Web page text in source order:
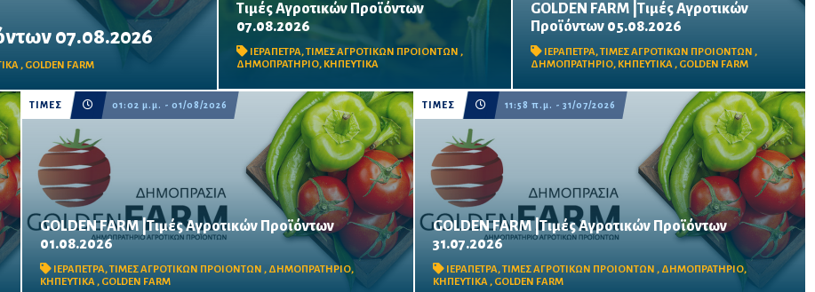
07.08.2026
, GOLDEN FARM
Τιμές Αγροτικών Προϊόντων
07.08.2026
ΙΕΡΑΠΕΤΡΑ,ΤΙΜΕΣ ΑΓΡΟΤΙΚΩΝ ΠΡΟΙΟΝΤΩΝ ,
ΔΗΜΟΠΡΑΤΗΡΙΟ, ΚΗΠΕΥΤΙΚΑ
Δείτε τις σημερινές τιμές του
δημοπρατηρίου
GOLDEN FARM |Τιμές Αγροτικών
Προϊόντων 05.08.2026
ΙΕΡΑΠΕΤΡΑ,ΤΙΜΕΣ ΑΓΡΟΤΙΚΩΝ ΠΡΟΙΟΝΤΩΝ,
ΔΗΜΟΠΡΑΤΗΡΙΟ, ΚΗΠΕΥΤΙΚΑ, GOLDEN FARM
Δείτε τις σημερινές τιμές του
δημοπρατηρίου
ΤΙΜΕΣ 01:02 μ.μ. - 01/08/2026
GOLDEN FARM |Τιμές Αγροτικών Προϊόντων
01.08.2026
ΙΕΡΑΠΕΤΡΑ,ΤΙΜΕΣ ΑΓΡΟΤΙΚΩΝ ΠΡΟΙΟΝΤΩΝ , ΔΗΜΟΠΡΑΤΗΡΙΟ,
ΚΗΠΕΥΤΙΚΑ, GOLDEN FARM
Δείτε τις σημερινές τιμές του δημοπρατηρίου
ΤΙΜΕΣ 11:58 π.μ. - 31/07/2026
GOLDEN FARM |Τιμές Αγροτικών Προϊόντων
31.07.2026
ΙΕΡΑΠΕΤΡΑ,ΤΙΜΕΣ ΑΓΡΟΤΙΚΩΝ ΠΡΟΙΟΝΤΩΝ , ΔΗΜΟΠΡΑΤΗΡΙΟ,
ΚΗΠΕΥΤΙΚΑ, GOLDEN FARM
Δείτε τις σημερινές τιμές του δημοπρατηρίου